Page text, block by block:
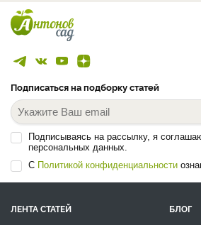
Подписаться на подборку статей
Подписываясь на рассылку, я
персональных данных.
С Политикой конфиденциальности
ЛЕНТА СТАТЕЙ
БЛОГ